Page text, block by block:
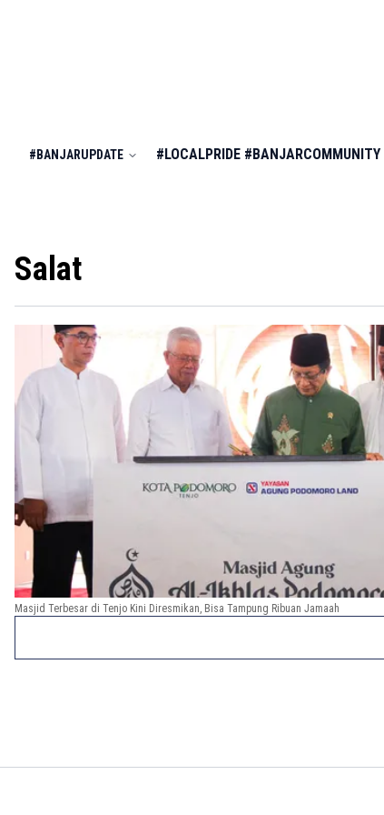
#BANJARUPDATE #LOCALPRIDE #BANJARCOMMUNITY
Salat
Masjid Terbesar di Tenjo Kini Diresmikan, Bisa Tampung Ribuan Jamaah